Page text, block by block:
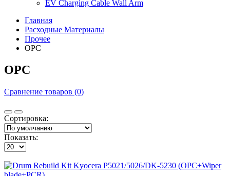
EV Charging Cable Wall Arm
Главная
Расходные Материалы
Прочее
OPC
OPC
Сравнение товаров (0)
Сортировка:
Показать: